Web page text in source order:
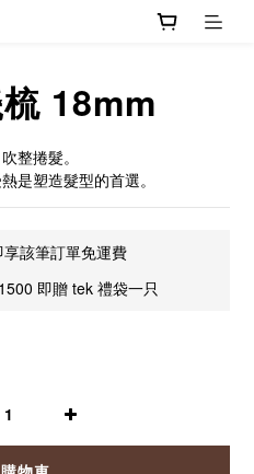
18mm
整捲髮。
是塑造髮型的首選。
該筆訂單免運費
即贈 tek 禮袋一只